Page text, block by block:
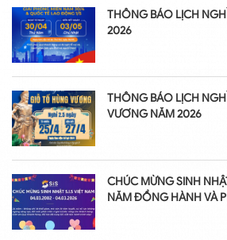
THÔNG BÁO LỊCH
2026
THÔNG BÁO LỊCH
VƯƠNG NĂM 2026
CHÚC MỪNG SINH
NĂM ĐỒNG HÀNH VÀ